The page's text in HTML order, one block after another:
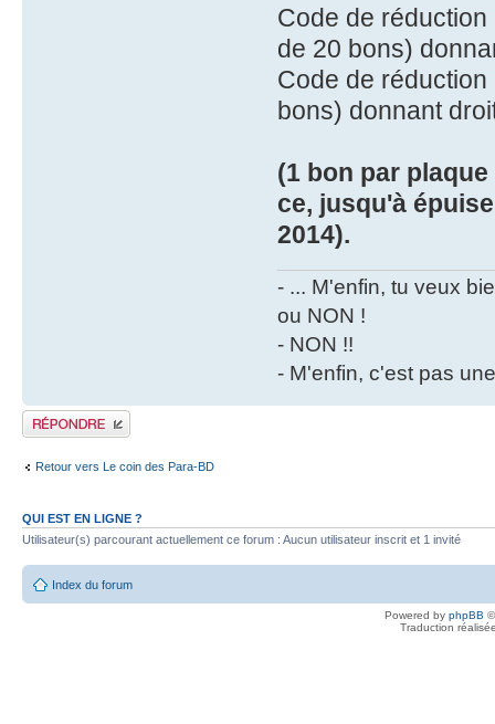
Code de
de 20 bons)
Code de
bons) donnant
(1 bon par
ce, jusqu'à
2014).
- ... M'enfin, tu veux
ou NON !
- NON !!
- M'enfin, c'est pas
Publier une réponse
Retour vers Le coin des Para-BD
QUI EST EN LIGNE ?
Utilisateur(s) parcourant actuellement ce forum : Aucun utilisateur inscrit et 1 invité
Index du forum
Powered by phpBB
Traduction